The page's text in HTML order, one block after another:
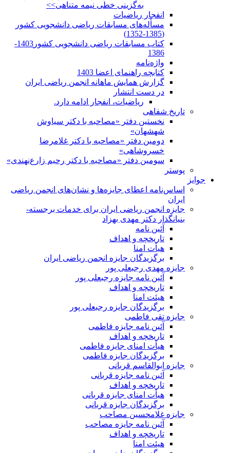
به‌گزینی خطی نیمه متناهی>>
انفجار ریاضیات
مسأله‌های مسابقات ریاضی دانشجویی کشور
(1385-1352)
کتاب مسابقات ریاضی دانشجویی کشور1403-
1386
واژه‌نامه
کتابچه راهنمای اعضا 1403
گزارش همایش ماهانه انجمن ریاضی ایران
در دست انتشار
ریاضیات، انفجار ادامه دارد.
تاریخ شفاهی
نخستین دفتر «مصاحبه با دکتر سیاوش
شهشهان»
دومین دفتر «مصاحبه با دکتر غلامرضا
خسروشاهی»
سومین دفتر «مصاحبه با دکتر رحیم زارع‌نهندی»
پوستر
جوایز
اساس‌نامه اعطای جایزه‌ها و نشان‌های انجمن ریاضی
ایران
جایزه انجمن ریاضی ایران برای خدمات برجسته-
بنیانگذار دکتر مهدی بهزاد
آئین نامه
تاریخچه و اهداف
هیأت امنا
برگزیدگان جایزه انجمن ریاضی ایران
جایزه مهدی رجبعلی پور
آئین نامه جایزه رجبعلی پور
تاریخچه و اهداف
هیئت امنا
برگزیدگان جایزه رجبعلی پور
جایزه تقی فاطمی
آئین نامه جایزه فاطمی
تاریخچه و اهداف
هیأت امنای جایزه فاطمی
برگزیدگان جایزه فاطمی
جایزه ابوالقاسم قربانی
آئین نامه جایزه قربانی
تاریخچه و اهداف
هیأت امنای جایزه قربانی
برگزیدگان جایزه قربانی
جایزه غلامحسین مصاحب
آئین نامه جایزه مصاحب
تاریخچه و اهداف
هیئت امنا